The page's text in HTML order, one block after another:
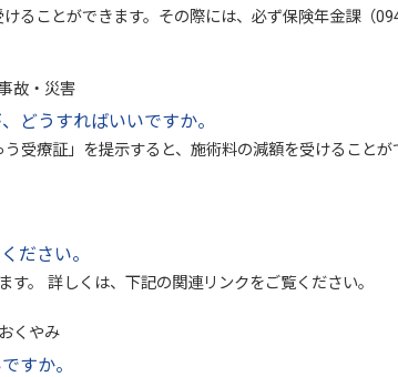
ることができます。その際には、必ず保険年金課（
故・災害
どうすればいいですか。
受療証」を提示すると、施術料の減額を受けることが
ださい。
。 詳しくは、下記の関連リンクをご覧ください。
くやみ
すか。